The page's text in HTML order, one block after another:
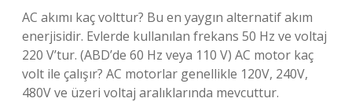
AC akımı kaç volttur? Bu en yaygın alternatif akım
enerjisidir. Evlerde kullanılan frekans 50 Hz ve voltaj
220 V’tur. (ABD’de 60 Hz veya 110 V) AC motor kaç
volt ile çalışır? AC motorlar genellikle 120V, 240V,
480V ve üzeri voltaj aralıklarında mevcuttur.